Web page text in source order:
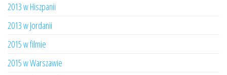
2013 w Hiszpanii
2013 w Jordanii
2015 w filmie
2015 w Warszawie